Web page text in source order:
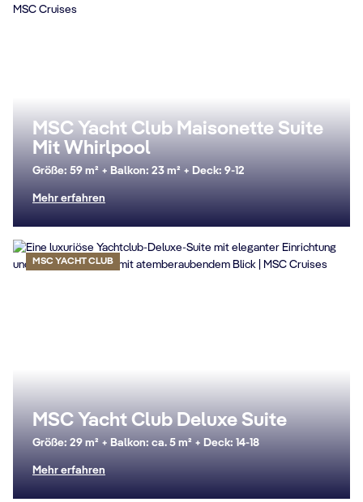
MSC Yacht Club Maisonette Suite
Mit Whirlpool
Größe: 59 m² + Balkon: 23 m² + Deck: 9-12
Mehr erfahren
MSC YACHT CLUB
MSC Yacht Club Deluxe Suite
Größe: 29 m² + Balkon: ca. 5 m² + Deck: 14-18
Mehr erfahren